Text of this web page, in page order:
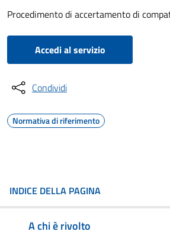
Procedimento di accertamento di
Accedi al servizio
Condividi
Normativa di riferimento
INDICE DELLA PAGINA
A chi è rivolto